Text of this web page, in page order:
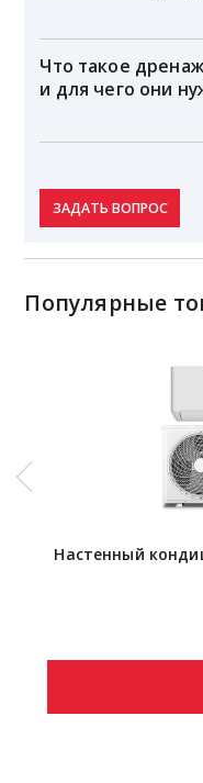
Что такое
и для чего они
ЗАДАТЬ ВОПРОС
Популярные
Настенный